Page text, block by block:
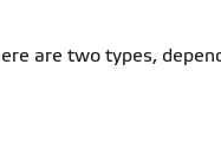
are two types,